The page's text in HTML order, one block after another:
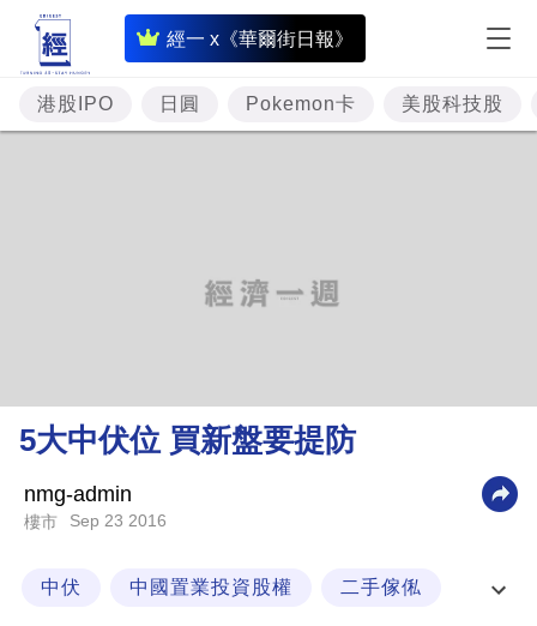
經一 x《華爾街日報》
即
時
財
經
理
財
業
技
港股IPO 日圓 Pokemon卡 美股科技股
5大中伏位 買新盤要提防
nmg-admin
樓市 Sep 23 2016
中伏 中國置業投資股權 二手傢俬